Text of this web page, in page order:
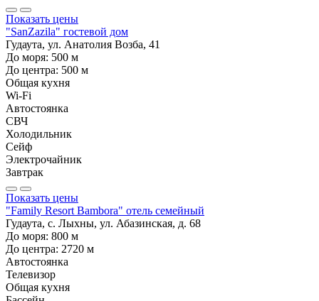
Показать цены
"SanZazila" гостевой дом
Гудаута, ул. Анатолия Возба, 41
До моря: 500 м
До центра: 500 м
Общая кухня
Wi-Fi
Автостоянка
СВЧ
Холодильник
Сейф
Электрочайник
Завтрак
Показать цены
"Family Resort Bambora" отель семейный
Гудаута, с. Лыхны, ул. Абазинская, д. 68
До моря: 800 м
До центра: 2720 м
Автостоянка
Телевизор
Общая кухня